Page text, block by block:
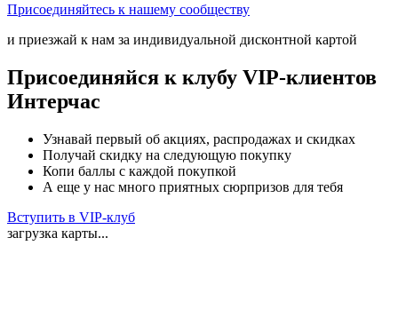
Присоединяйтесь к нашему сообществу
и приезжай к нам за индивидуальной дисконтной картой
Присоединяйся к клубу VIP-клиентов
Интерчас
Узнавай первый об акциях, распродажах и скидках
Получай скидку на следующую покупку
Копи баллы с каждой покупкой
А еще у нас много приятных сюрпризов для тебя
Вступить в VIP-клуб
загрузка карты...